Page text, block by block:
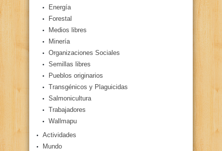
Energía
Forestal
Medios libres
Minería
Organizaciones Sociales
Semillas libres
Pueblos originarios
Transgénicos y Plaguicidas
Salmonicultura
Trabajadores
Wallmapu
Actividades
Mundo